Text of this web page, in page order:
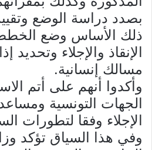
بصدد دراسة الوضع
ذلك الأساس وضع الخطط
الإنقاذ والإجلاء وتحديد
مسالك إنسانية.
وأكدوا أنهم على أتم
الجهات التونسية
الإجلاء وفقا لتطورات
وفي هذا السياق تؤكد